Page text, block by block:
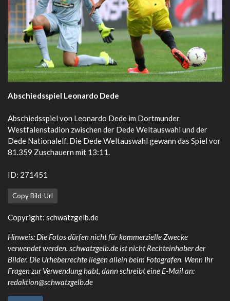
Abschiedsspiel Leonardo Dede
Abschiedsspiel von Leonardo Dede im Dortmunder
Westfalenstadion zwischen der Dede Weltauswahl und der
Dede Nationalelf. Die Dede Weltauswahl gewann das Spiel vor
81.359 Zuschauern mit 13:11.
ID: 271451
Copy Bild-Url
Copyright: schwatzgelb.de
Hinweis: Die Fotos dürfen nicht für kommerzielle Zwecke
verwendet werden. schwatzgelb.de ist nicht Rechteinhaber der
Bilder. Die Urheberrechte liegen allein beim Fotografen. Wenn Ihr
Fragen zur Verwendung habt, dann schreibt eine E-Mail an:
redaktion@schwatzgelb.de